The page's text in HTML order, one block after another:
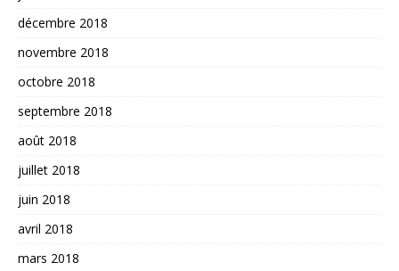
décembre 2018
novembre 2018
octobre 2018
septembre 2018
août 2018
juillet 2018
juin 2018
avril 2018
mars 2018